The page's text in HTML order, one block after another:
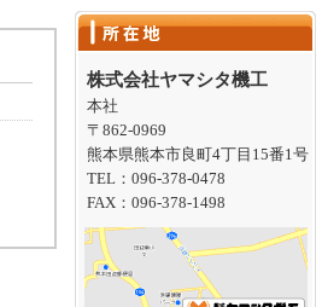
株式会社ヤマシタ機工
本社
〒862-0969
熊本県熊本市良町4丁目15番1号
TEL：096-378-0478
FAX：096-378-1498